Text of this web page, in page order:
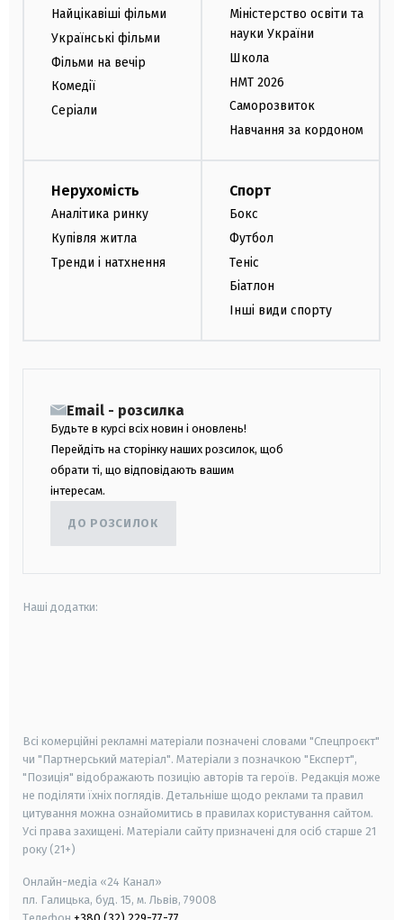
Найцікавіші фільми
Українські фільми
Фільми на вечір
Комедії
Серіали
Міністерство освіти та
науки України
Школа
НМТ 2026
Саморозвиток
Навчання за кордоном
Нерухомість
Аналітика ринку
Купівля житла
Тренди і натхнення
Спорт
Бокс
Футбол
Теніс
Біатлон
Інші види спорту
Email - розсилка
Будьте в курсі всіх новин і оновлень!
Перейдіть на сторінку наших розсилок, щоб
обрати ті, що відповідають вашим
інтересам.
ДО РОЗСИЛОК
Наші додатки:
Всі комерційні рекламні матеріали позначені словами "Спецпроєкт"
чи "Партнерський матеріал". Матеріали з позначкою "Експерт",
"Позиція" відображають позицію авторів та героїв. Редакція може
не поділяти їхніх поглядів. Детальніше щодо реклами та правил
цитування можна ознайомитись в правилах користування сайтом.
Усі права захищені. Матеріали сайту призначені для осіб старше 21
року (21+)
Онлайн-медіа «24 Канал»
пл. Галицька, буд. 15, м. Львів, 79008